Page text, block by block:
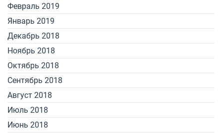
Февраль 2019
Январь 2019
Декабрь 2018
Ноябрь 2018
Октябрь 2018
Сентябрь 2018
Август 2018
Июль 2018
Июнь 2018